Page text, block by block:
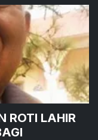
ROTI LAHIR